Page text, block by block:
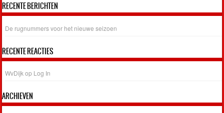
RECENTE BERICHTEN
De rugnummers voor het nieuwe seizoen
RECENTE REACTIES
WvDijk op Log In
ARCHIEVEN